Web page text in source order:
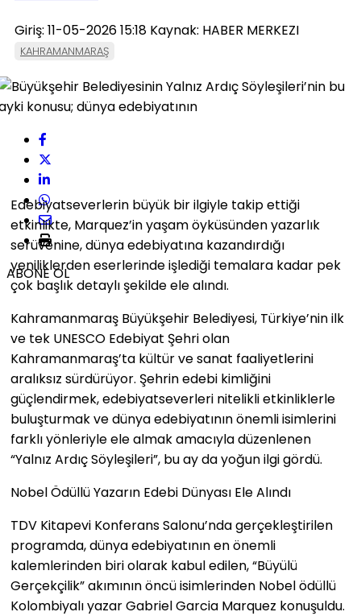
Giriş: 11-05-2026 15:18 Kaynak: HABER MERKEZI
KAHRAMANMARAŞ
ABONE OL
Edebiyatseverlerin büyük bir ilgiyle takip ettiği
etkinlikte, Marquez’in yaşam öyküsünden yazarlık
serüvenine, dünya edebiyatına kazandırdığı
yeniliklerden eserlerinde işlediği temalara kadar pek
çok başlık detaylı şekilde ele alındı.
Kahramanmaraş Büyükşehir Belediyesi, Türkiye’nin ilk
ve tek UNESCO Edebiyat Şehri olan
Kahramanmaraş’ta kültür ve sanat faaliyetlerini
aralıksız sürdürüyor. Şehrin edebi kimliğini
güçlendirmek, edebiyatseverleri nitelikli etkinliklerle
buluşturmak ve dünya edebiyatının önemli isimlerini
farklı yönleriyle ele almak amacıyla düzenlenen
“Yalnız Ardıç Söyleşileri”, bu ay da yoğun ilgi gördü.
Nobel Ödüllü Yazarın Edebi Dünyası Ele Alındı
TDV Kitapevi Konferans Salonu’nda gerçekleştirilen
programda, dünya edebiyatının en önemli
kalemlerinden biri olarak kabul edilen, “Büyülü
Gerçekçilik” akımının öncü isimlerinden Nobel ödüllü
Kolombiyalı yazar Gabriel Garcia Marquez konuşuldu.